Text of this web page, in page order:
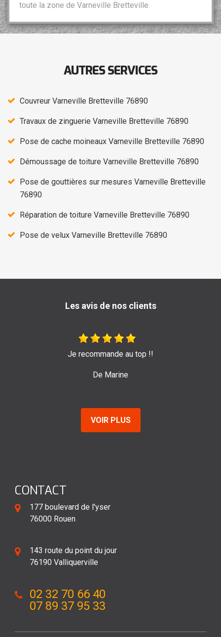
toute la zone de Varneville Bretteville.
AUTRES SERVICES
Couvreur Varneville Bretteville 76890
Travaux de zinguerie Varneville Bretteville 76890
Pose de cache moineaux Varneville Bretteville 76890
Démoussage de toiture Varneville Bretteville 76890
Pose de gouttières sur mesures Varneville Bretteville
76890
Réparation de toiture Varneville Bretteville 76890
Pose de velux Varneville Bretteville 76890
Les avis de nos clients
Très bon travail de l'entreprise Sage ! Je les
VOIR PLUS
CONTACT
177 boulevard de l'yser
76000 Rouen
143 route du point du jour
76190 Valliquerville
02 32 70 66 40
07 89 37 95 33